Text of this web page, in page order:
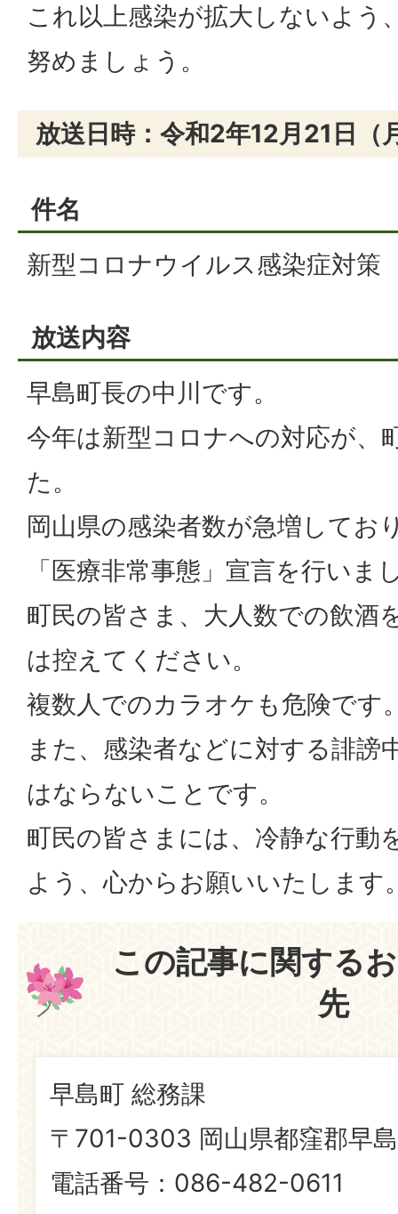
これ以上感染が拡大しないよう
努めましょう。
放送日時：令和2年12月21日（
件名
新型コロナウイルス感染症対策
放送内容
早島町長の中川です。
今年は新型コロナへの対応が、
た。
岡山県の感染者数が急増してお
「医療非常事態」宣言を行いま
町民の皆さま、大人数での飲酒
は控えてください。
複数人でのカラオケも危険です
また、感染者などに対する誹謗
はならないことです。
町民の皆さまには、冷静な行動
よう、心からお願いいたします
この記事に関する
先
早島町 総務課
〒701-0303 岡山県都窪郡早
電話番号：086-482-0611